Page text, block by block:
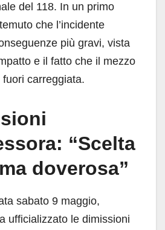
del 118. In un primo
che l’incidente
più gravi, vista
e il fatto che il mezzo
carreggiata.
“Scelta
doverosa”
sabato 9 maggio,
ufficializzato le dimissioni